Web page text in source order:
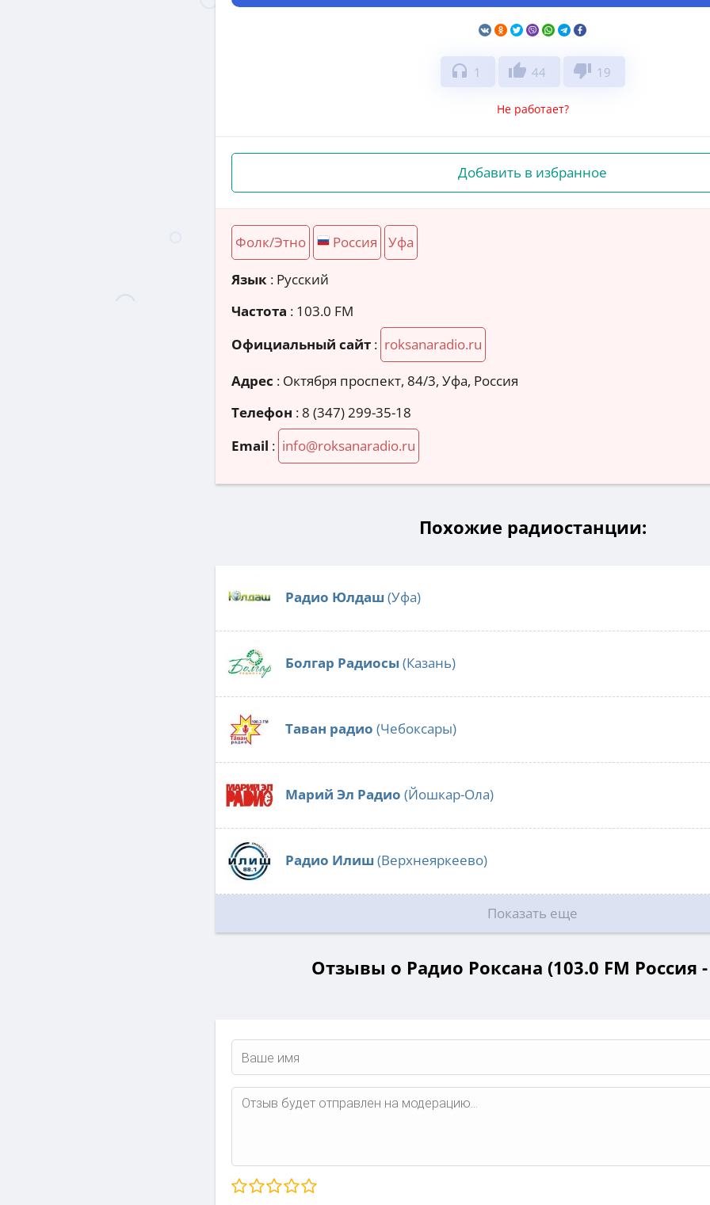
headphones 1 thumb_up 44 thumb_down 19
Не работает?
Добавить в избранное
Фолк/Этно Россия Уфа
Язык : Русский
Частота : 103.0 FM
Официальный сайт : roksanaradio.ru
Адрес : Октября проспект, 84/3, Уфа, Россия
Телефон : 8 (347) 299-35-18
Email : info@roksanaradio.ru
Похожие радиостанции:
Радио Юлдаш(Уфа)
Болгар Радиосы(Казань)
Таван радио (Чебоксары)
Марий Эл Радио (Йошкар-Ола)
Радио Илиш(Верхнеяркеево)
Показать еще
Отзывы о Радио Роксана (103.0 FM Россия